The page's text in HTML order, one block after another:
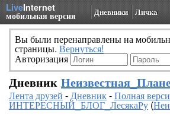
LiveInternet
мобильная версия Дневники Личка
Вы были перенаправлены на
страницы. Вернуться!
Авторизация
Дневник
Лента друзей -Дневник-Полная
ИНТЕРЕСНЫЙ_БЛОГ_ЛесякаРу(